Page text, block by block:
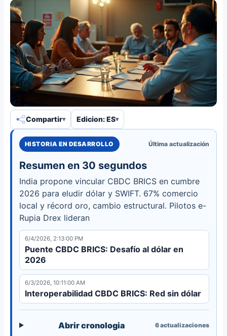
Compartir Edicion: ES
HISTORIA EN DESARROLLO Última actualización
Resumen en 30 segundos
India propone vincular CBDC BRICS en cumbre
2026 para eludir dólar y SWIFT. 67% comercio
local y récord oro, cambio estructural. Pilotos e-
Rupia Drex lideran
6/4/2026, 2:13:00 PM
Puente CBDC BRICS: Desafío al dólar en
2026
6/3/2026, 10:11:00 AM
Interoperabilidad CBDC BRICS: Red sin dólar
Abrir cronologia 6actualizaciones